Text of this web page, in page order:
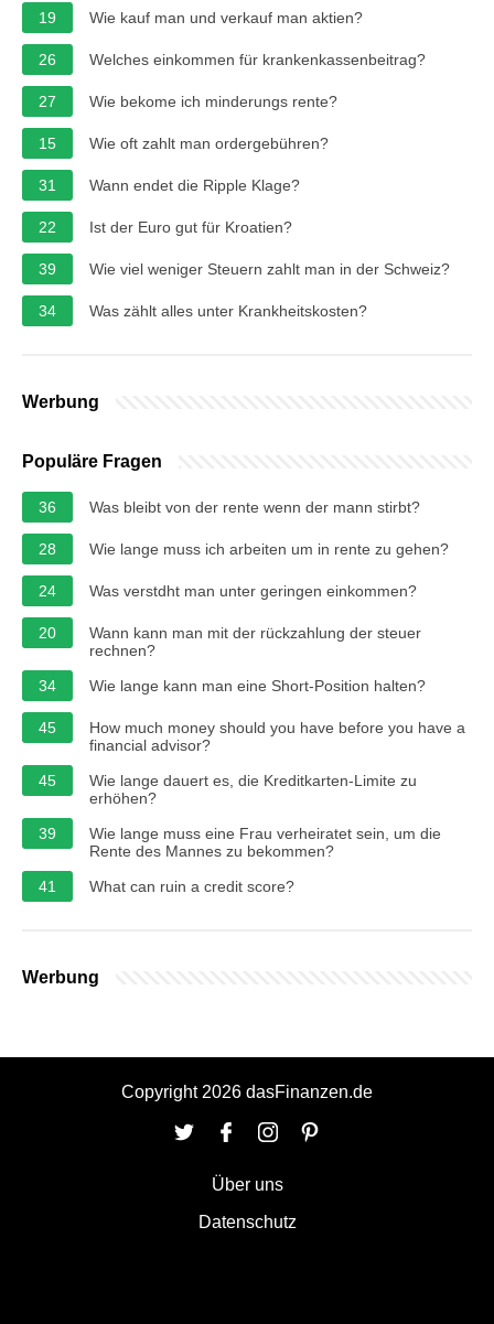
19
Wie kauf man und verkauf man aktien?
26 Welches einkommen für krankenkassenbeitrag?
27 Wie bekome ich minderungs rente?
15 Wie oft zahlt man ordergebühren?
31 Wann endet die Ripple Klage?
22 Ist der Euro gut für Kroatien?
39 Wie viel weniger Steuern zahlt man in der Schweiz?
34 Was zählt alles unter Krankheitskosten?
Werbung
Populäre Fragen
36 Was bleibt von der rente wenn der mann stirbt?
28 Wie lange muss ich arbeiten um in rente zu gehen?
24 Was verstdht man unter geringen einkommen?
20
Wann kann man mit der rückzahlung der steuer
rechnen?
34
Wie lange kann man eine Short-Position halten?
45
How much money should you have before you have a
financial advisor?
45
Wie lange dauert es, die Kreditkarten-Limite zu
erhöhen?
39
Wie lange muss eine Frau verheiratet sein, um die
Rente des Mannes zu bekommen?
41
What can ruin a credit score?
Werbung
Copyright 2026 dasFinanzen.de
Über uns
Datenschutz